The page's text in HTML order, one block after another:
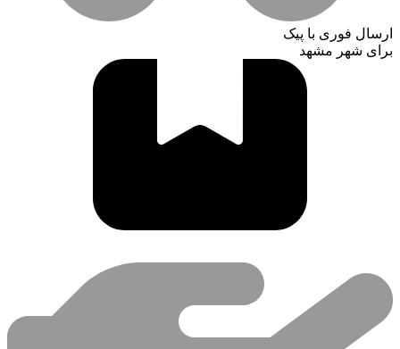
ارسال فوری با پیک
برای شهر مشهد